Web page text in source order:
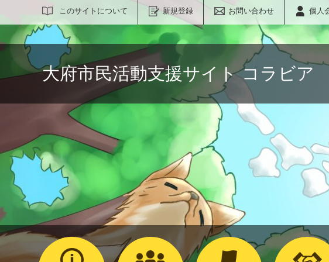
このサイトについて 新規登録 お問い合わせ 個人
サイト内検索
大府市民活動支援サイト コラビア